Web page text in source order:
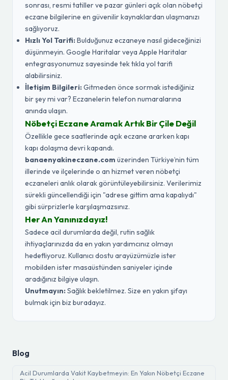
sonrası, resmi tatiller ve pazar günleri açık olan nöbetçi
eczane bilgilerine en güvenilir kaynaklardan ulaşmanızı
sağlıyoruz.
Hızlı Yol Tarifi:Bulduğunuz eczaneye nasıl gideceğinizi
düşünmeyin. Google Haritalar veya Apple Haritalar
entegrasyonumuz sayesinde tek tıkla yol tarifi
alabilirsiniz.
İletişim Bilgileri:Gitmeden önce sormak istediğiniz
bir şey mi var? Eczanelerin telefon numaralarına
anında ulaşın.
Nöbetçi Eczane Aramak Artık Bir Çile Değil
Özellikle gece saatlerinde açık eczane ararken kapı
kapı dolaşma devri kapandı.
banaenyakineczane.com üzerinden Türkiye’nin tüm
illerinde ve ilçelerinde o an hizmet veren nöbetçi
eczaneleri anlık olarak görüntüleyebilirsiniz. Verilerimiz
sürekli güncellendiği için "adrese gittim ama kapalıydı"
gibi sürprizlerle karşılaşmazsınız.
Her An Yanınızdayız!
Sadece acil durumlarda değil, rutin sağlık
ihtiyaçlarınızda da en yakın yardımcınız olmayı
hedefliyoruz. Kullanıcı dostu arayüzümüzle ister
mobilden ister masaüstünden saniyeler içinde
aradığınız bilgiye ulaşın.
Unutmayın:Sağlık bekletilmez. Size en yakın şifayı
bulmak için biz buradayız.
Blog
Acil Durumlarda Vakit Kaybetmeyin: En Yakın Nöbetçi Eczane